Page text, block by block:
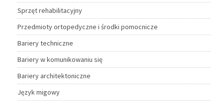
Sprzęt rehabilitacyjny
Przedmioty ortopedyczne i środki pomocnicze
Bariery techniczne
Bariery w komunikowaniu się
Bariery architektoniczne
Język migowy